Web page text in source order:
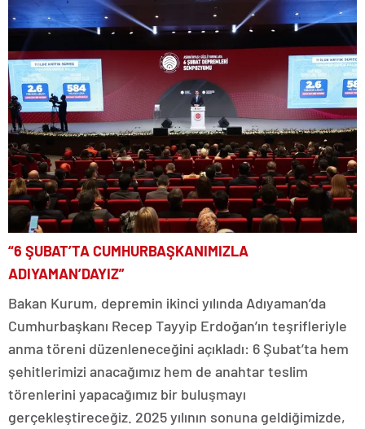
“6 ŞUBAT’TA CUMHURBAŞKANIMIZLA
ADIYAMAN’DAYIZ”
Bakan Kurum, depremin ikinci yılında Adıyaman’da
Cumhurbaşkanı Recep Tayyip Erdoğan’ın teşrifleriyle
anma töreni düzenleneceğini açıkladı: 6 Şubat’ta hem
şehitlerimizi anacağımız hem de anahtar teslim
törenlerini yapacağımız bir buluşmayı
gerçekleştireceğiz. 2025 yılının sonuna geldiğimizde,